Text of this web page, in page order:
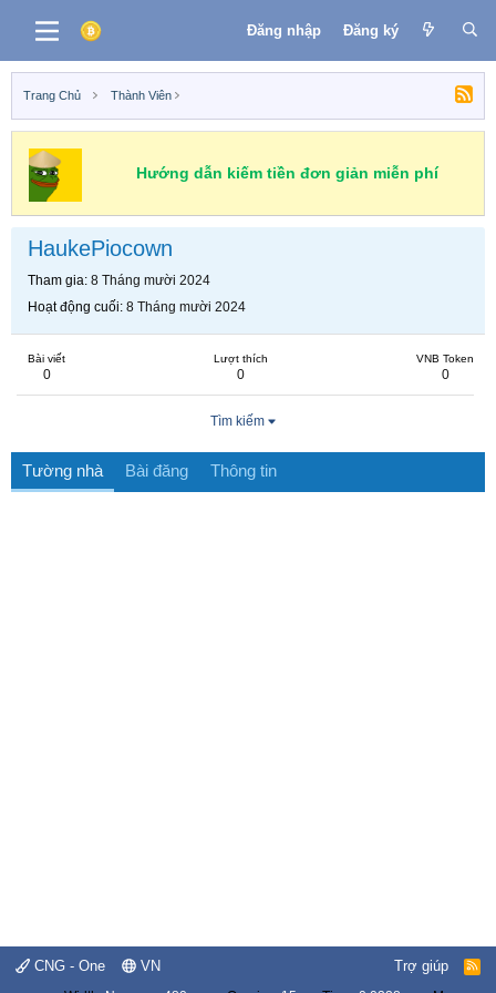
Đăng nhập Đăng ký
Trang Chủ Thành Viên
Hướng dẫn kiếm tiền đơn giản miễn phí
HaukePiocown
Tham gia 8 Tháng mười 2024
Hoạt động cuối 8 Tháng mười 2024
Bài viết
0
Lượt thích
0
VNB Token
0
Tìm kiếm
Tường nhà Bài đăng Thông tin
CNG - One VN Trợ giúp
R